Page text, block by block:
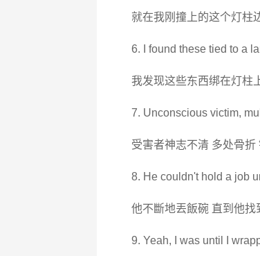
就在我刚撞上的这个灯柱
6. I found these tied to a
我发现这些东西绑在灯柱
7. Unconscious victim,
受害者神志不清 多处骨折
8. He couldn't hold a job
他不斷地丟飯碗 直到他找
9. Yeah, I was until I